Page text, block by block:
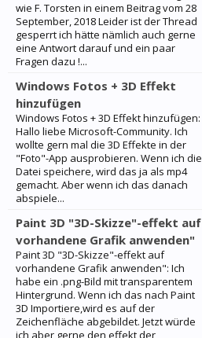
wie F. Torsten in einem Beitrag vom 28
September, 2018 Leider ist der Thread
gesperrt ich hätte nämlich auch gerne
eine Antwort darauf und ein paar
Fragen dazu !...
Windows Fotos + 3D Effekt
hinzufügen
Windows Fotos + 3D Effekt hinzufügen:
Hallo liebe Microsoft-Community. Ich
wollte gern mal die 3D Effekte in der
"Foto"-App ausprobieren. Wenn ich die
Datei speichere, wird das ja als mp4
gemacht. Aber wenn ich das danach
abspiele...
Paint 3D "3D-Skizze"-effekt auf
vorhandene Grafik anwenden"
Paint 3D "3D-Skizze"-effekt auf
vorhandene Grafik anwenden": Ich
habe ein .png-Bild mit transparentem
Hintergrund. Wenn ich das nach Paint
3D Importiere,wird es auf der
Zeichenfläche abgebildet. Jetzt würde
ich aber gerne den effekt der